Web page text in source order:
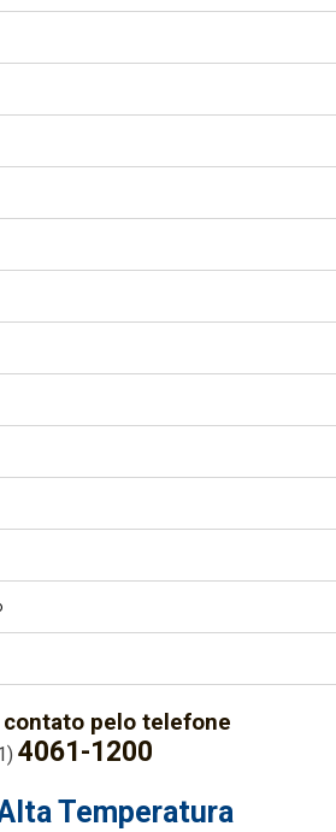
contato pelo telefone
4061-1200
Temperatura